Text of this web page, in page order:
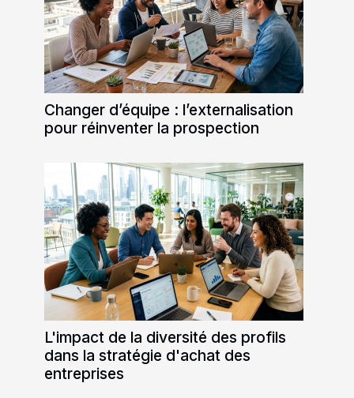
Changer d’équipe : l’externalisation
pour réinventer la prospection
L'impact de la diversité des profils
dans la stratégie d'achat des
entreprises